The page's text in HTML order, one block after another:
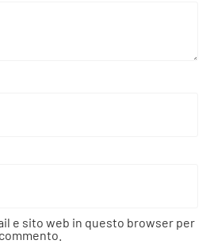
e sito web in questo browser per